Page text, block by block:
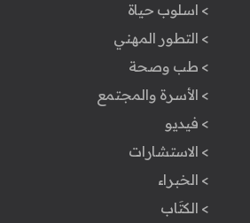
> اسلوب حياة
> التطور المهني
> طب وصحة
> الأسرة والمجتمع
> فيديو
> الاستشارات
> الخبراء
> الكتَاب